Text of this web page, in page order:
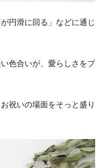
円滑に回る」などに通じ
色合いが、愛らしさをプ
祝いの場面をそっと盛り